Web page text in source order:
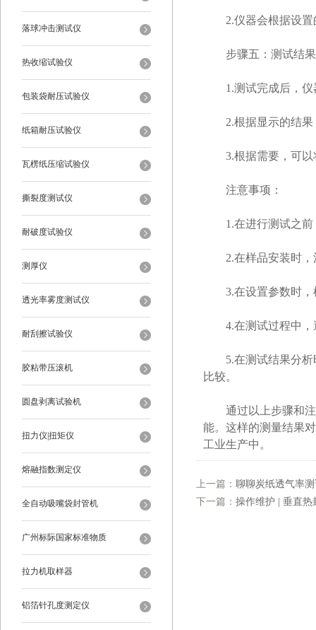
落球冲击测试仪
热收缩试验仪
包装袋耐压试验仪
纸箱耐压试验仪
瓦楞纸压缩试验仪
撕裂度测试仪
耐破度试验仪
测厚仪
透光率雾度测试仪
耐刮擦试验仪
胶粘带压滚机
圆盘剥离试验机
扭力仪|扭矩仪
熔融指数测定仪
全自动吸嘴袋封管机
广州标际国家标准物质
拉力机取样器
铝箔针孔度测定仪
2.仪器会根据设置
步骤五：测试结果
1.测试完成后，仪
2.根据显示的结果
3.根据需要，可以
注意事项：
1.在进行测试之前
2.在样品安装时，
3.在设置参数时，
4.在测试过程中，
5.在测试结果分析
比较。
通过以上步骤和注
能。这样的测量结果
工业生产中。
上一篇： 聊聊炭纸透气率
下一篇： 操作维护 | 垂直热